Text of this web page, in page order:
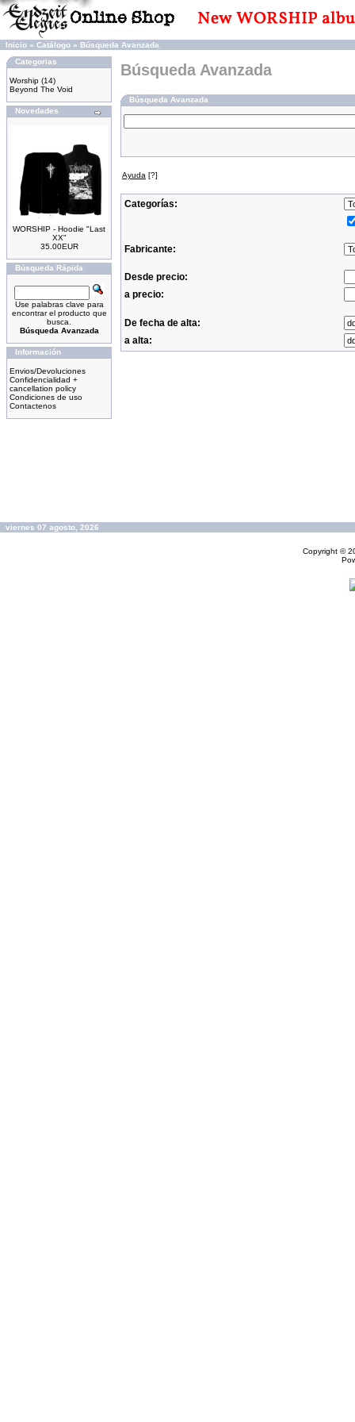
Inicio » Catálogo » Búsqueda Avanzada
Categorias
Worship (14)
Beyond The Void
Novedades
WORSHIP - Hoodie "Last
XX"
35.00EUR
Búsqueda Rápida
Use palabras clave para
encontrar el producto que
busca.
Búsqueda Avanzada
Información
Envios/Devoluciones
Confidencialidad +
cancellation policy
Condiciones de uso
Contactenos
Búsqueda Avanzada
Búsqueda Avanzada
Ayuda [?]
Categorías:
Fabricante:
Desde precio:
a precio:
De fecha de alta:
a alta:
viernes 07 agosto, 2026
Copyright ©